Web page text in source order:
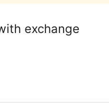
exchange